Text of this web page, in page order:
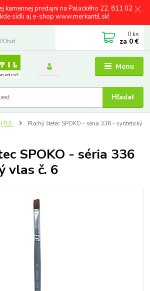
kamennej predajni na Palackého 22, 811 02
sídli aj e-shop www.merkantil.sk!
Menu
Hľadať
0 ks
za 0 €
Plochý štetec SPOKO - séria 336 - syntetický
SPOKO - séria 336
vlas č. 6